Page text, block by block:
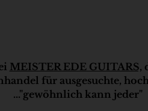
MEISTER EDE GUITARS,
für ausgesuchte,
..."gewöhnlich kann jeder"